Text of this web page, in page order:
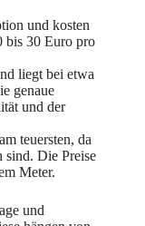
und kosten
bis 30 Euro pro
liegt bei etwa
genaue
und der
teuersten, da
sind. Die Preise
Meter.
und